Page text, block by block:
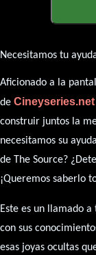
Necesitamos tu
Aficionado a la
de Cineyseries.net
construir juntos la
necesitamos su
de The Source?
¡Queremos saberlo
Este es un llamado a
con sus
esas joyas ocultas